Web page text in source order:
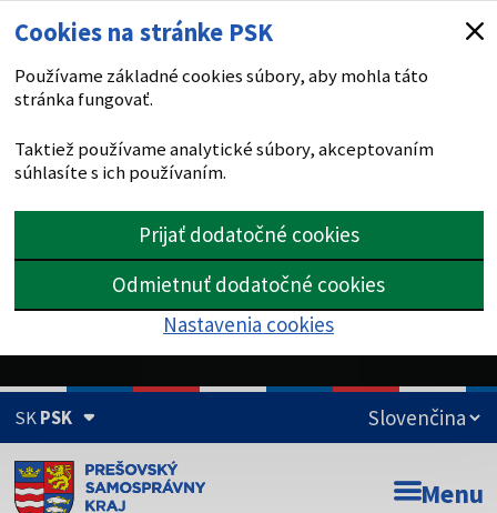
Cookies na stránke PSK
Používame základné cookies súbory, aby mohla táto
stránka fungovať.
Taktiež používame analytické súbory, akceptovaním
súhlasíte s ich používaním.
Prijať dodatočné cookies
Odmietnuť dodatočné cookies
Nastavenia cookies
SKPSK
Doména psk.sk je oficiálna Menu